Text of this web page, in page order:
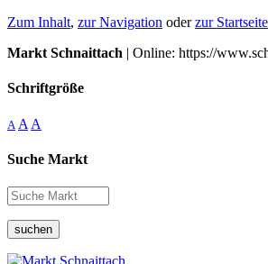
Zum Inhalt, zur Navigation oderzur Startseite
Markt Schnaittach | Online: https://
Schriftgröße
A A A
Suche Markt
suchen